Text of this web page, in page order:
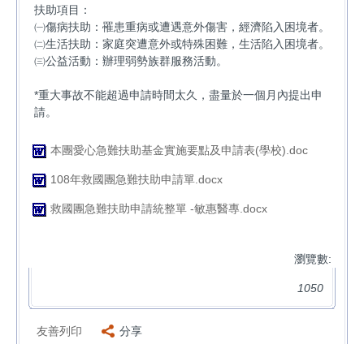
扶助項目：
㈠傷病扶助：罹患重病或遭遇意外傷害，經濟陷入困境者。
㈡生活扶助：家庭突遭意外或特殊困難，生活陷入困境者。
㈢公益活動：辦理弱勢族群服務活動。
*重大事故不能超過申請時間太久，盡量於一個月內提出申
請。
本團愛心急難扶助基金實施要點及申請表(學校).doc
108年救國團急難扶助申請單.docx
救國團急難扶助申請統整單 -敏惠醫專.docx
瀏覽數:
1050
友善列印 分享